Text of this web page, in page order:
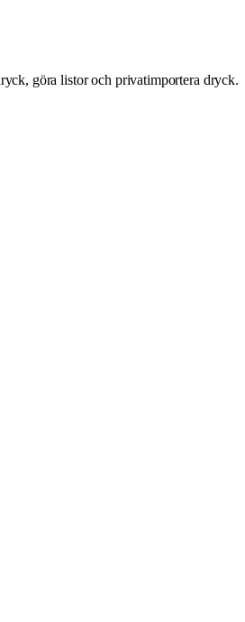
göra listor och privatimportera dryck.